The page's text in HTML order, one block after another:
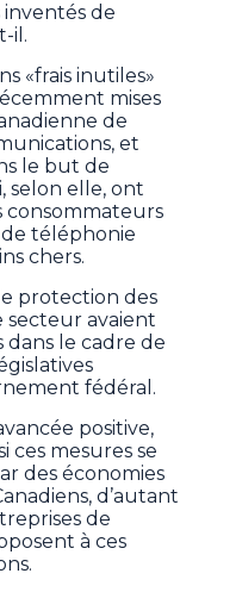
inventés de
il.
«frais inutiles»
mises
de
et
le but de
selon elle, ont
consommateurs
téléphonie
chers.
protection des
secteur avaient
le cadre de
fédéral.
positive,
ces mesures se
des économies
d’autant
de
à ces